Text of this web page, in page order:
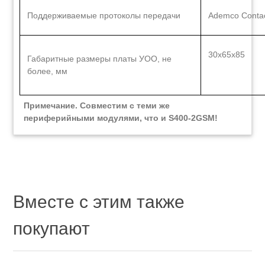
Поддерживаемые протоколы передачи Ademco
Габаритные размеры платы УОО, не
более, мм
30х65х85
Примечание. Совместим с теми же
периферийными модулями, что и S400-2GSM!
Вместе с этим также
покупают